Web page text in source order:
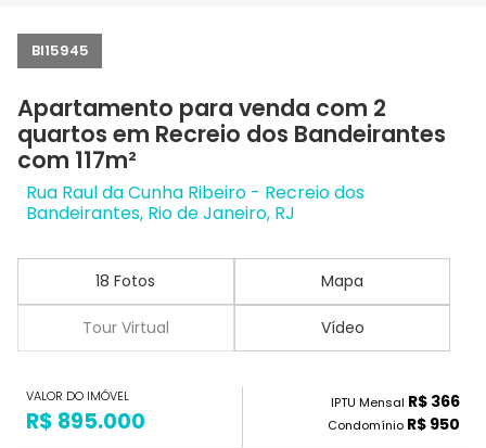
BI15945
Apartamento para venda com 2
quartos em Recreio dos Bandeirantes
com 117m²
Rua Raul da Cunha Ribeiro - Recreio dos
Bandeirantes, Rio de Janeiro, RJ
18 Fotos Mapa
Tour Virtual Vídeo
VALOR DO IMÓVEL
R$ 895.000
IPTU Mensal R$ 366
Condomínio R$ 950